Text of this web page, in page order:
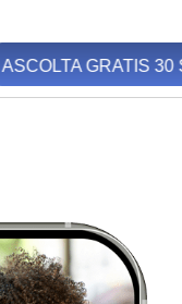
ASCOLTA GRATIS 30